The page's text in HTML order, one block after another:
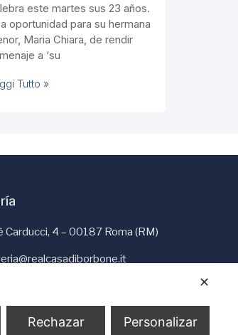
este martes sus 23 años.
oportunidad para su hermana
Maria Chiara, de rendir
a ‘su
Tutto »
Carducci, 4 – 00187 Roma (RM)
✕
Rechazar Personalizar